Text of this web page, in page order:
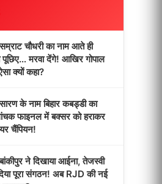
चौधरी का नाम आते ही
मरवा देंगे! आखिर गोपाल
क्यों कहा?
के नाम बिहार कबड्डी का
फाइनल में बक्सर को हराकर
चैंपियन!
ने दिखाया आईना, तेजस्वी
पूरा संगठन! अब RJD की नई